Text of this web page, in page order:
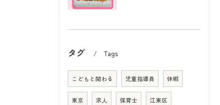
タグ Tags
こどもと関わる 児童指導員 休暇
東京 求人 保育士 江東区